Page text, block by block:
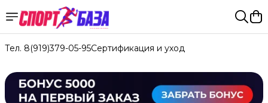
Тел. 8(919)379-05-95Сертификация и уход